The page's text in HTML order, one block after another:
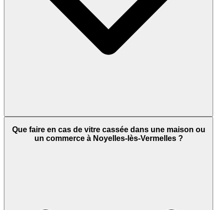
Que faire en cas de vitre cassée dans une maison ou
un commerce à Noyelles-lès-Vermelles ?